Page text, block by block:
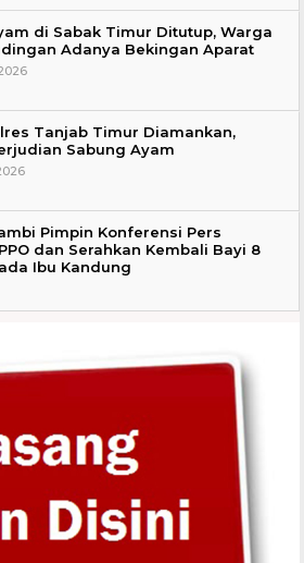
di Sabak Timur Ditutup, Warga
Adanya Bekingan Aparat
Tanjab Timur Diamankan,
Sabung Ayam
Pimpin Konferensi Pers
dan Serahkan Kembali Bayi 8
Ibu Kandung